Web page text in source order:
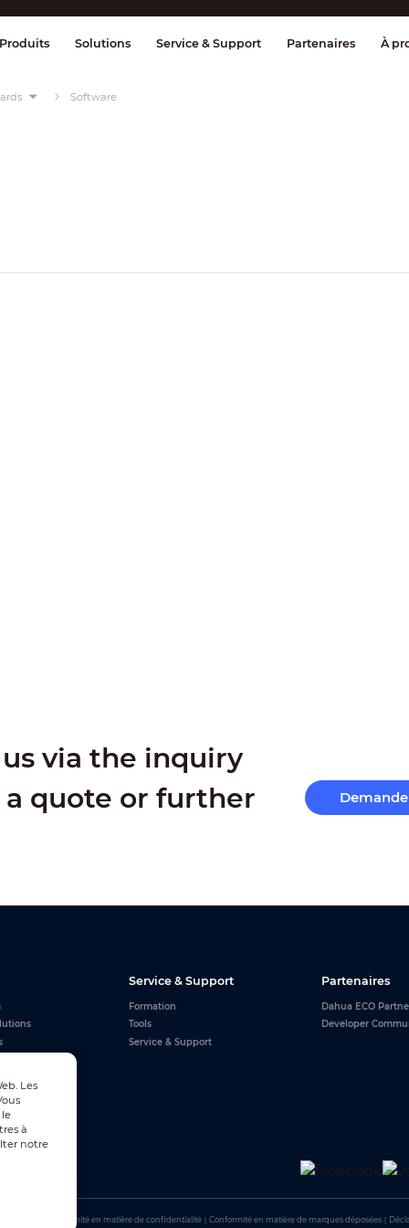
et contrôle Transmission Alarme
Produits Solutions Service & Support Partenaires À
Software
via the inquiry
quote or further
Service & Support
Formation
Tools
Service & Support
Partenaires
Dahua ECO
Developer
Conformité en matière de confidentialité｜ Conformité en matière de marques déposées｜
Les
le
à
notre